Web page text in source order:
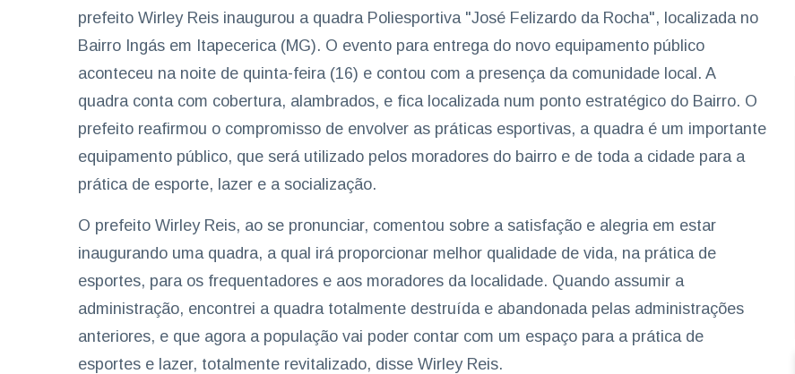
prefeito Wirley Reis inaugurou a quadra Poliesportiva "José Felizardo da Rocha", localizada no
Bairro Ingás em Itapecerica (MG). O evento para entrega do novo equipamento público
aconteceu na noite de quinta-feira (16) e contou com a presença da comunidade local. A
quadra conta com cobertura, alambrados, e fica localizada num ponto estratégico do Bairro. O
prefeito reafirmou o compromisso de envolver as práticas esportivas, a quadra é um importante
equipamento público, que será utilizado pelos moradores do bairro e de toda a cidade para a
prática de esporte, lazer e a socialização.
O prefeito Wirley Reis, ao se pronunciar, comentou sobre a satisfação e alegria em estar
inaugurando uma quadra, a qual irá proporcionar melhor qualidade de vida, na prática de
esportes, para os frequentadores e aos moradores da localidade. Quando assumir a
administração, encontrei a quadra totalmente destruída e abandonada pelas administrações
anteriores, e que agora a população vai poder contar com um espaço para a prática de
esportes e lazer, totalmente revitalizado, disse Wirley Reis.